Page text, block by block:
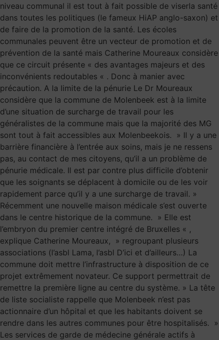
niveau communal il est tout à fait possible de viserla santé
dans toutes les politiques (le fameux HiAP anglo-saxon) et
de faire de la promotion de la santé. Les écoles
communales peuvent être un vecteur de promotion et de
prévention de la santé mais Catherine Moureaux considère
que ce circuit présente « des avantages majeurs et des
inconvénients redoutables « . Donc à manier avec
précaution. A la limite de la pénurie Le Dr Moureaux
considère que la commune de Molenbeek est à la limite
d’une situation de surcharge de travail pour les
généralistes de la commune mais que la majorité des MG
sont tout à fait accessibles aux Molenbeekois. » Il y a une
barrière financière à l’entrée aux soins, mais je ne ressens
pas, au contact de mes citoyens, qu’il a un problème de
pénurie médicale. Il est par contre plus difficile d’obtenir
que les soignants se déplacent à domicile ou de les voir
rapidement parce qu’il y a une surcharge de travail. »
Récemment une nouvelle maison médicale s’est ouverte
dans le centre historique de la commune. » Elle est
l’embryon du premier centre intégré de Bruxelles « ,
explique Catherine Moureaux, » regroupant plusieurs
associations (l’asbl Lama, l’asbl D’ici et d’ailleurs…) La
commune doit mettre l’infrastructure à disposition de ce
projet extrêmement novateur. Ce support permettrait de
remettre la première ligne au centre du système. » La tête
de liste socialiste rappelle que Molenbeek n’est pas
actionnaire d’un hôpital et que les habitants doivent se
rendre dans les autres communes pour être hospitalisés. »
Les services de garde de médecine générale actifs à